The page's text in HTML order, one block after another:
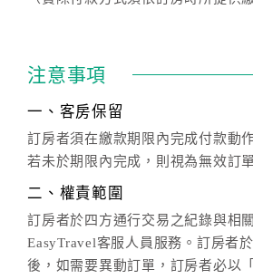
注意事項
一、客房保留
訂房者須在繳款期限內完成付款動
若未於期限內完成，則視為無效訂
二、權責範圍
訂房者於四方通行交易之紀錄與相
EasyTravel客服人員服務。訂房者
後，如需要異動訂單，訂房者必以